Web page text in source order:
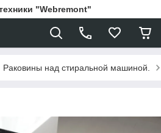
"Webremont"
Раковины над стиральной машиной.